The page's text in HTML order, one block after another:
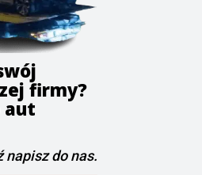
firmy?
aut
napisz do nas.